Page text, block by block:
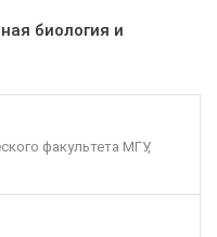
биология и
факультета МГУ,